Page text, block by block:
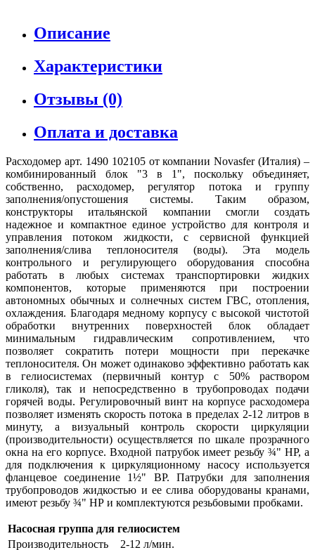
Описание
Характеристики
Отзывы (0)
Оплата и доставка
Расходомер арт. 1490 102105 от компании Novasfer (Италия) –
комбинированный блок "3 в 1", поскольку объединяет,
собственно, расходомер, регулятор потока и группу
заполнения/опустошения системы. Таким образом,
конструкторы итальянской компании смогли создать
надежное и компактное единое устройство для контроля и
управления потоком жидкости, с сервисной функцией
заполнения/слива теплоносителя (воды). Эта модель
контрольного и регулирующего оборудования способна
работать в любых системах транспортировки жидких
компонентов, которые применяются при построении
автономных обычных и солнечных систем ГВС, отопления,
охлаждения. Благодаря медному корпусу с высокой чистотой
обработки внутренних поверхностей блок обладает
минимальным гидравлическим сопротивлением, что
позволяет сократить потери мощности при перекачке
теплоносителя. Он может одинаково эффективно работать как
в гелиосистемах (первичный контур с 50% раствором
гликоля), так и непосредственно в трубопроводах подачи
горячей воды. Регулировочный винт на корпусе расходомера
позволяет изменять скорость потока в пределах 2-12 литров в
минуту, а визуальный контроль скорости циркуляции
(производительности) осуществляется по шкале прозрачного
окна на его корпусе. Входной патрубок имеет резьбу ¾" НР, а
для подключения к циркуляционному насосу используется
фланцевое соединение 1½" ВР. Патрубки для заполнения
трубопроводов жидкостью и ее слива оборудованы кранами,
имеют резьбу ¾" НР и комплектуются резьбовыми пробками.
Насосная группа для гелиосистем
Производительность
2-12 л/мин.